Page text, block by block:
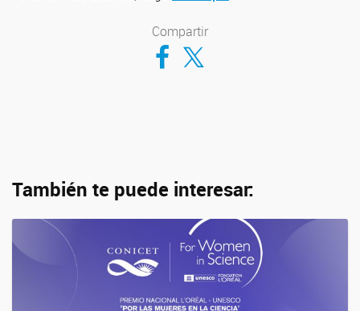
Compartir
Compartir en Facebook
Compartir en Twitter
También te puede interesar: